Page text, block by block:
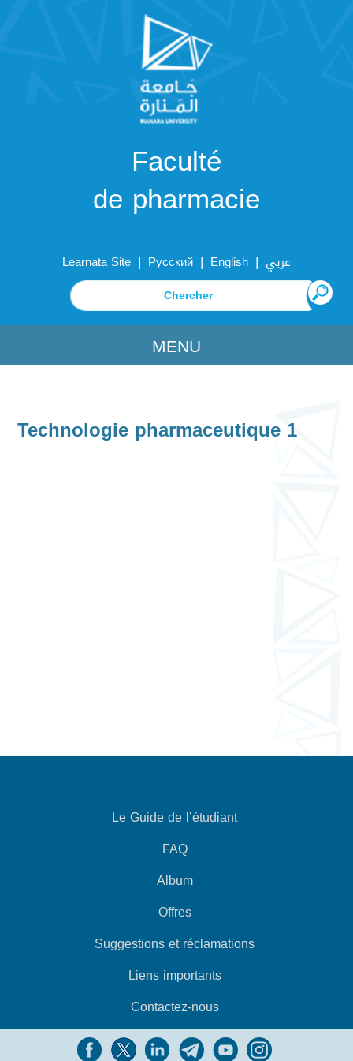
Faculté
de pharmacie
Learnata Site | Русский | English | عربي
MENU
Technologie pharmaceutique 1
Le Guide de l’étudiant
FAQ
Album
Offres
Suggestions et réclamations
Liens importants
Contactez-nous